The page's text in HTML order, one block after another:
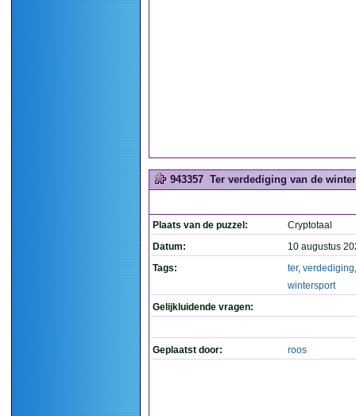
943357 Ter verdediging van de
Plaats van de puzzel:
Cryptotaal
Datum:
10 augustus
Tags:
ter, verdediging,
wintersport
Gelijkluidende vragen:
Geplaatst door: roos